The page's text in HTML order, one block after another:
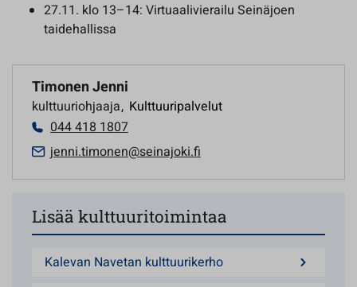
27.11. klo 13–14: Virtuaalivierailu Seinäjoen
taidehallissa
Timonen Jenni
kulttuuriohjaaja, Kulttuuripalvelut
044 418 1807
jenni.timonen@seinajoki.fi
Lisää kulttuuritoimintaa
Kalevan Navetan kulttuurikerho